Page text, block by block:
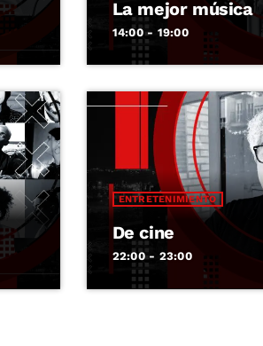
La mejor música
14:00 - 19:00
ENTRETENIMIENTO
De cine
22:00 - 23:00